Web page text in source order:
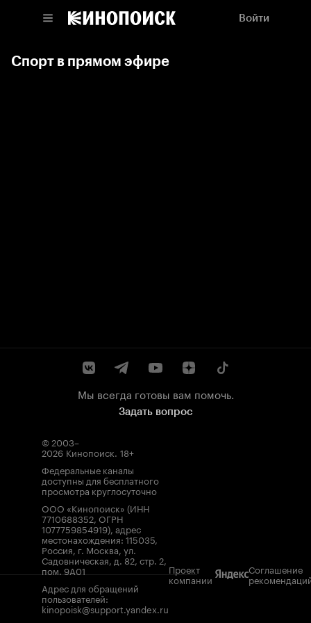
Войти
Спорт в прямом эфире
Мы всегда готовы вам помочь.
Задать вопрос
© 2003–
2026 Кинопоиск. 18+
Федеральные каналы
доступны для бесплатного
просмотра круглосуточно
ООО «Кинопоиск» (ИНН
7710688352, ОГРН
1077759854919), адрес
местонахождения: 115035,
Россия, г. Москва, ул.
Садовническая, д. 82, стр. 2,
пом. 9А01
Адрес для обращений
пользователей:
kinopoisk@support.yandex.ru
Проект
компании
Соглашение